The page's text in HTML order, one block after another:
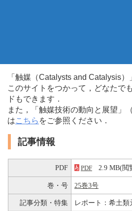
「触媒（Catalysts and Catalysis
このサイトをつかって，どなたで
ドもできます．
また，「触媒技術の動向と展望」
はこちら をご参照ください．
記事情報
PDF PDF 2.9 MB(閲
巻・号 25巻3号
記事分類・特集 レポート：希土